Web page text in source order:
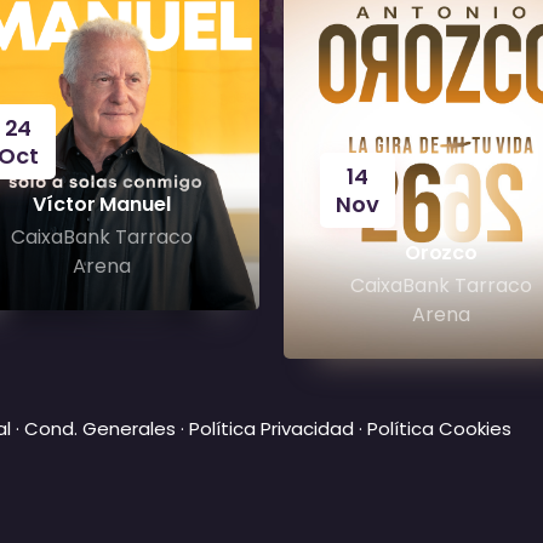
24
Víctor Manuel
CaixaBank Tarraco
Arena
14
Nov
Orozco
CaixaBank Tarraco
Arena
· Cond. Generales · Política Privacidad · Política Cookies